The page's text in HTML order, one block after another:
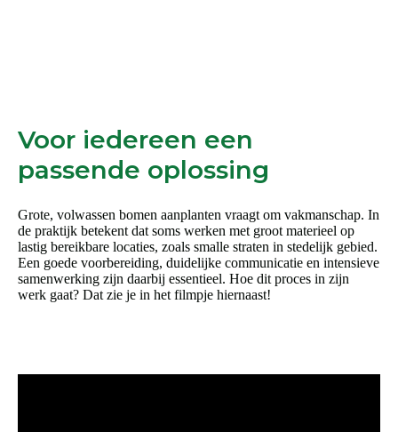
Voor iedereen een
passende oplossing
Grote, volwassen bomen aanplanten vraagt om vakmanschap. In
de praktijk betekent dat soms werken met groot materieel op
lastig bereikbare locaties, zoals smalle straten in stedelijk gebied.
Een goede voorbereiding, duidelijke communicatie en intensieve
samenwerking zijn daarbij essentieel. Hoe dit proces in zijn
werk gaat? Dat zie je in het filmpje hiernaast!